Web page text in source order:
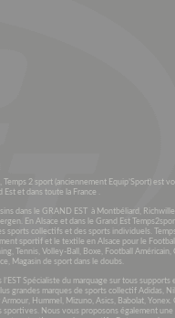
Temps 2 sport (anciennement Equip’Sport) est
Est et dans toute la France .
dans le GRAND EST à Montbéliard,
En Alsace et dans le Grand Est
sports collectifs et des sports individuels.
sportif et le textile en Alsace pour le
Tennis, Volley-Ball, Boxe, Football Américain,
Magasin de sport dans le doubs.
l’EST Spécialiste du marquage sur tous
grandes marques de sports collectif Adidas,
Armour, Hummel, Mizuno, Asics, Babolat, Yonex.
sportives. Nous vous proposons également une